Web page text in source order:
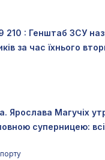
210 : Генштаб ЗСУ
за час їхнього
Ярослава Магучіх
суперницею: